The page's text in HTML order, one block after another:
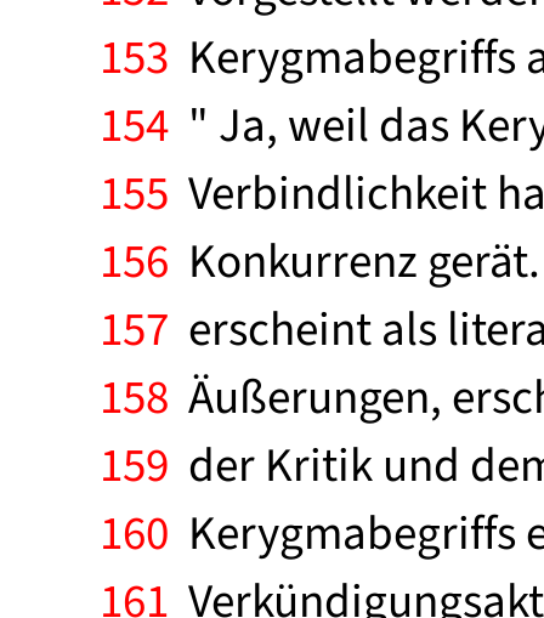
153 Kerygmabegriffs
154 " Ja, weil das
155 Verbindlichkeit
156 Konkurrenz
157 erscheint als
158 Äußerungen,
159 der Kritik und
160 Kerygmabegriffs
161